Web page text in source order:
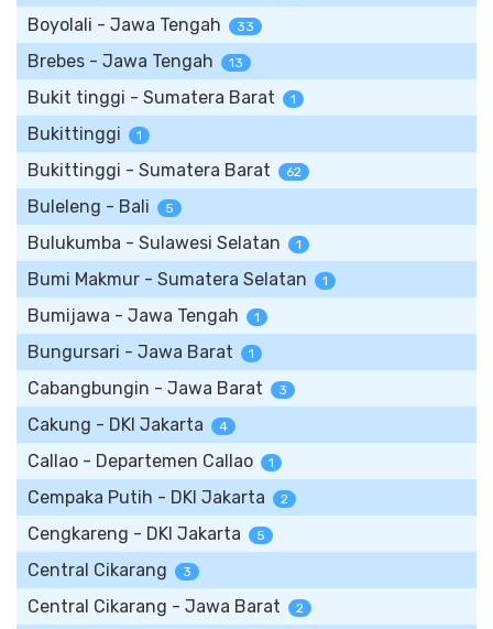
Boyolali - Jawa Tengah 33
Brebes - Jawa Tengah 13
Bukit tinggi - Sumatera Barat 1
Bukittinggi 1
Bukittinggi - Sumatera Barat 62
Buleleng - Bali 5
Bulukumba - Sulawesi Selatan 1
Bumi Makmur - Sumatera Selatan 1
Bumijawa - Jawa Tengah 1
Bungursari - Jawa Barat 1
Cabangbungin - Jawa Barat 3
Cakung - DKI Jakarta 4
Callao - Departemen Callao 1
Cempaka Putih - DKI Jakarta 2
Cengkareng - DKI Jakarta 5
Central Cikarang 3
Central Cikarang - Jawa Barat 2